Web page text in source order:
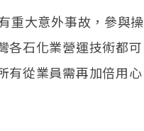
重大意外事故，參與操
各石化業營運技術都可
有從業員需再加倍用心